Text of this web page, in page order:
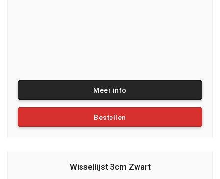
Meer info
Bestellen
Wissellijst 3cm Zwart